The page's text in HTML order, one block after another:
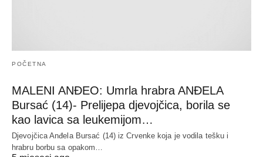
POČETNA
MALENI ANĐEO: Umrla hrabra ANĐELA
Bursać (14)- Prelijepa djevojčica, borila se
kao lavica sa leukemijom…
Djevojčica Anđela Bursać (14) iz Crvenke koja je vodila tešku i
hrabru borbu sa opakom…